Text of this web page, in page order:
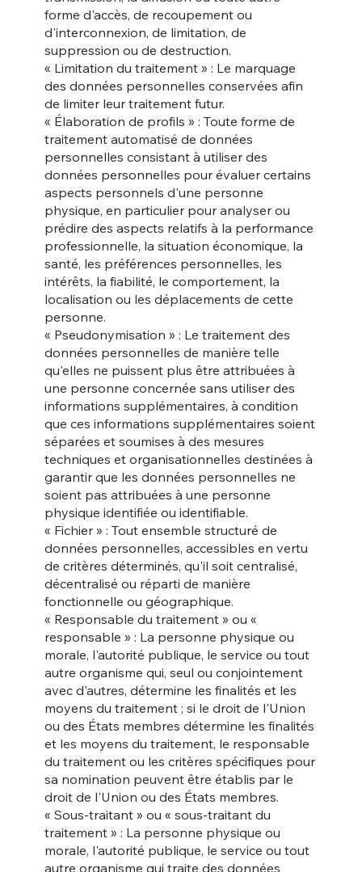
forme d'accès, de recoupement ou
d'interconnexion, de limitation, de
suppression ou de destruction.
« Limitation du traitement » : Le marquage
des données personnelles conservées afin
de limiter leur traitement futur.
« Élaboration de profils » : Toute forme de
traitement automatisé de données
personnelles consistant à utiliser des
données personnelles pour évaluer certains
aspects personnels d'une personne
physique, en particulier pour analyser ou
prédire des aspects relatifs à la performance
professionnelle, la situation économique, la
santé, les préférences personnelles, les
intérêts, la fiabilité, le comportement, la
localisation ou les déplacements de cette
personne.
« Pseudonymisation » : Le traitement des
données personnelles de manière telle
qu'elles ne puissent plus être attribuées à
une personne concernée sans utiliser des
informations supplémentaires, à condition
que ces informations supplémentaires soient
séparées et soumises à des mesures
techniques et organisationnelles destinées à
garantir que les données personnelles ne
soient pas attribuées à une personne
physique identifiée ou identifiable.
« Fichier » : Tout ensemble structuré de
données personnelles, accessibles en vertu
de critères déterminés, qu'il soit centralisé,
décentralisé ou réparti de manière
fonctionnelle ou géographique.
« Responsable du traitement » ou «
responsable » : La personne physique ou
morale, l'autorité publique, le service ou tout
autre organisme qui, seul ou conjointement
avec d'autres, détermine les finalités et les
moyens du traitement ; si le droit de l'Union
ou des États membres détermine les finalités
et les moyens du traitement, le responsable
du traitement ou les critères spécifiques pour
sa nomination peuvent être établis par le
droit de l'Union ou des États membres.
« Sous-traitant » ou « sous-traitant du
traitement » : La personne physique ou
morale, l'autorité publique, le service ou tout
autre organisme qui traite des données